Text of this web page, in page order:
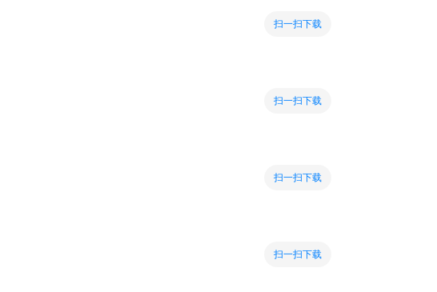
扫一扫下载
扫一扫下载
扫一扫下载
扫一扫下载